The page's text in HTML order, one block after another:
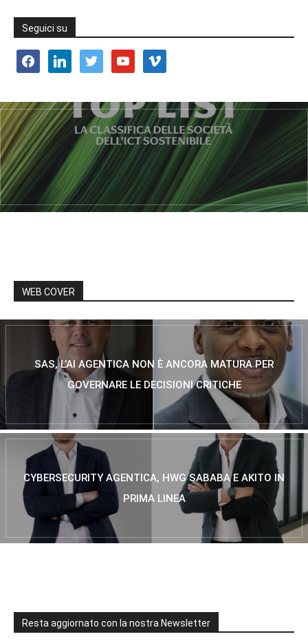
Seguici su
facebooklinkedin twitter youtube vimeo
WEB COVER
SAS, L’AI AGENTICA NON È ANCORA MATURA PER
GOVERNARE LE DECISIONI CRITICHE
CYBERSECURITY AGENTICA, HWG SABABA E AKITO IN
PRIMA LINEA
Resta aggiornato con la nostra Newsletter